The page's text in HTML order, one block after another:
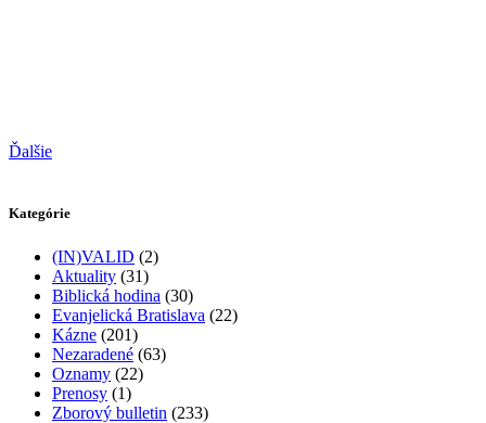
Ďalšie
Kategórie
(IN)VALID (2)
Aktuality (31)
Biblická hodina (30)
Evanjelická Bratislava (22)
Kázne (201)
Nezaradené (63)
Oznamy (22)
Prenosy (1)
Zborový bulletin (233)